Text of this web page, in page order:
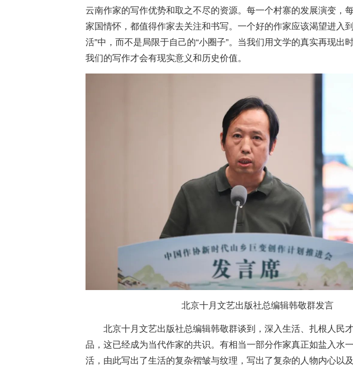
云南作家的写作优势和取之不尽的资源。每一个村寨的发展演变，
家国情怀，都值得作家去关注和书写。一个好的作家应该渴望进入
活”中，而不是局限于自己的“小圈子”。当我们用文学的真实再现出
我们的写作才会有现实意义和历史价值。
北京十月文艺出版社总编辑韩敬群发言
北京十月文艺出版社总编辑韩敬群谈到，深入生活、扎根人民
品，这已经成为当代作家的共识。有相当一部分作家真正如盐入水
活，由此写出了生活的复杂褶皱与纹理，写出了复杂的人物内心以